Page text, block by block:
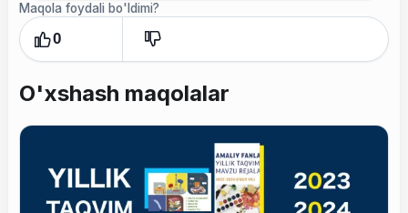
Maqola foydali bo'ldimi?
0
O'xshash maqolalar